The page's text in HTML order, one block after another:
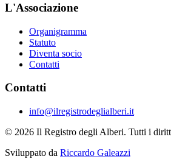
L'Associazione
Organigramma
Statuto
Diventa socio
Contatti
Contatti
info@ilregistrodeglialberi.it
© 2026 Il Registro degli Alberi. Tutti i
Sviluppato da Riccardo Galeazzi